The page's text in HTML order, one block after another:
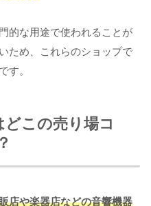
的な用途で使われることが
ため、これらのショップで
す。
この売り場コ
店や楽器店などの音響機器